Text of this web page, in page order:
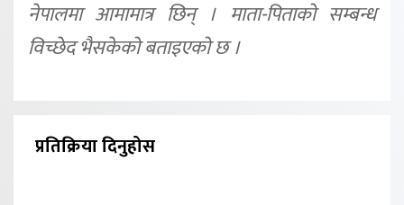
नेपालमा आमामात्र छिन् । माता-पिताको सम्बन्ध
विच्छेद भैसकेको बताइएको छ ।
प्रतिक्रिया दिनुहोस